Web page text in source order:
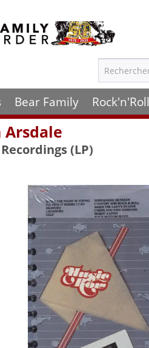
Bear Family Rock'n'Roll
Arsdale
(LP)